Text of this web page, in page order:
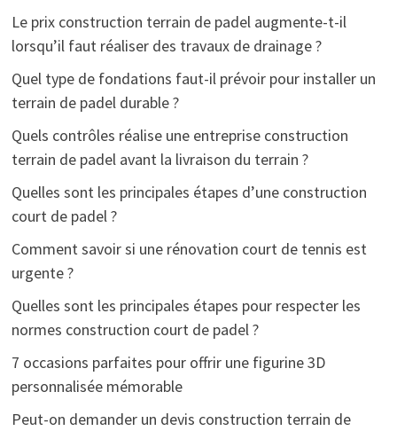
Le prix construction terrain de padel augmente-t-il
lorsqu’il faut réaliser des travaux de drainage ?
Quel type de fondations faut-il prévoir pour installer un
terrain de padel durable ?
Quels contrôles réalise une entreprise construction
terrain de padel avant la livraison du terrain ?
Quelles sont les principales étapes d’une construction
court de padel ?
Comment savoir si une rénovation court de tennis est
urgente ?
Quelles sont les principales étapes pour respecter les
normes construction court de padel ?
7 occasions parfaites pour offrir une figurine 3D
personnalisée mémorable
Peut-on demander un devis construction terrain de